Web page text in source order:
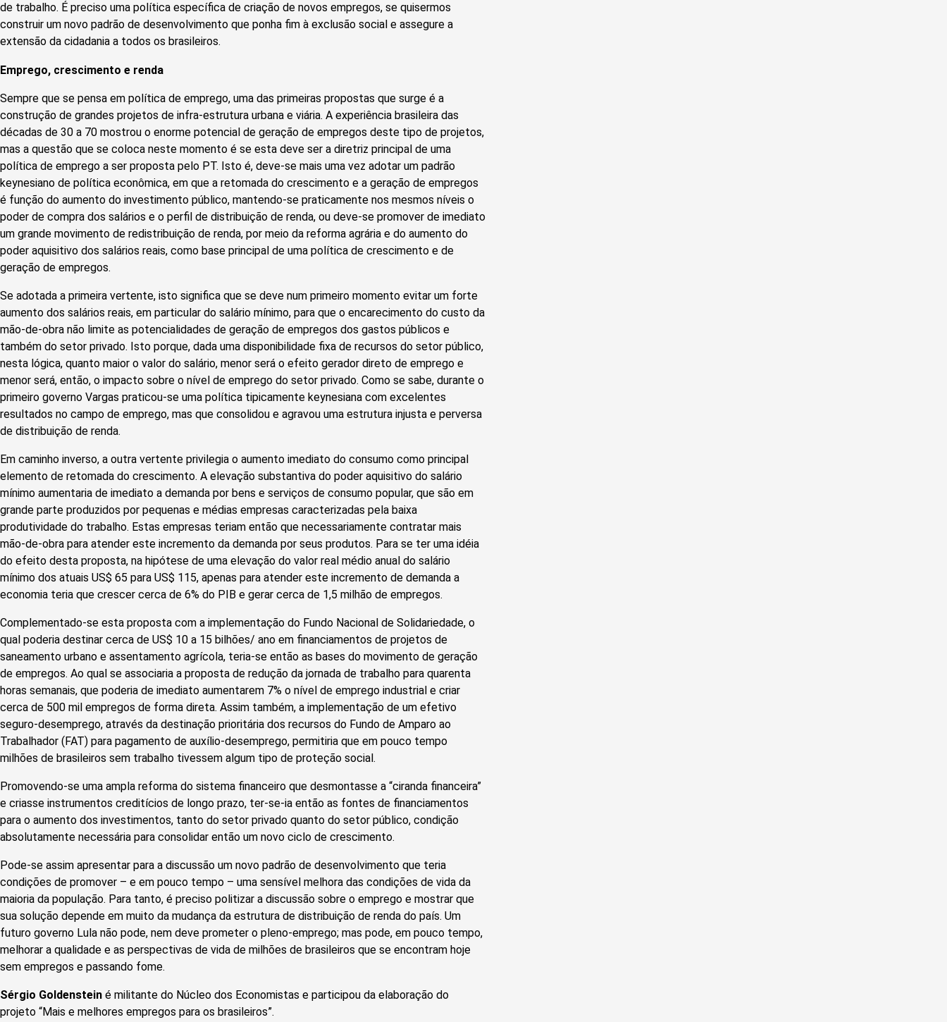
de trabalho. É preciso uma política específica de criação de novos empregos, se quisermos
construir um novo padrão de desenvolvimento que ponha fim à exclusão social e assegure a
extensão da cidadania a todos os brasileiros.
Emprego, crescimento e renda
Sempre que se pensa em política de emprego, uma das primeiras propostas que surge é a
construção de grandes projetos de infra-estrutura urbana e viária. A experiência brasileira das
décadas de 30 a 70 mostrou o enorme potencial de geração de empregos deste tipo de projetos,
mas a questão que se coloca neste momento é se esta deve ser a diretriz principal de uma
política de emprego a ser proposta pelo PT. Isto é, deve-se mais uma vez adotar um padrão
keynesiano de política econômica, em que a retomada do crescimento e a geração de empregos
é função do aumento do investimento público, mantendo-se praticamente nos mesmos níveis o
poder de compra dos salários e o perfil de distribuição de renda, ou deve-se promover de imediato
um grande movimento de redistribuição de renda, por meio da reforma agrária e do aumento do
poder aquisitivo dos salários reais, como base principal de uma política de crescimento e de
geração de empregos.
Se adotada a primeira vertente, isto significa que se deve num primeiro momento evitar um forte
aumento dos salários reais, em particular do salário mínimo, para que o encarecimento do custo da
mão-de-obra não limite as potencialidades de geração de empregos dos gastos públicos e
também do setor privado. Isto porque, dada uma disponibilidade fixa de recursos do setor público,
nesta lógica, quanto maior o valor do salário, menor será o efeito gerador direto de emprego e
menor será, então, o impacto sobre o nível de emprego do setor privado. Como se sabe, durante o
primeiro governo Vargas praticou-se uma política tipicamente keynesiana com excelentes
resultados no campo de emprego, mas que consolidou e agravou uma estrutura injusta e perversa
de distribuição de renda.
Em caminho inverso, a outra vertente privilegia o aumento imediato do consumo como principal
elemento de retomada do crescimento. A elevação substantiva do poder aquisitivo do salário
mínimo aumentaria de imediato a demanda por bens e serviços de consumo popular, que são em
grande parte produzidos por pequenas e médias empresas caracterizadas pela baixa
produtividade do trabalho. Estas empresas teriam então que necessariamente contratar mais
mão-de-obra para atender este incremento da demanda por seus produtos. Para se ter uma idéia
do efeito desta proposta, na hipótese de uma elevação do valor real médio anual do salário
mínimo dos atuais US$ 65 para US$ 115, apenas para atender este incremento de demanda a
economia teria que crescer cerca de 6% do PIB e gerar cerca de 1,5 milhão de empregos.
Complementado-se esta proposta com a implementação do Fundo Nacional de Solidariedade, o
qual poderia destinar cerca de US$ 10 a 15 bilhões/ ano em financiamentos de projetos de
saneamento urbano e assentamento agrícola, teria-se então as bases do movimento de geração
de empregos. Ao qual se associaria a proposta de redução da jornada de trabalho para quarenta
horas semanais, que poderia de imediato aumentarem 7% o nível de emprego industrial e criar
cerca de 500 mil empregos de forma direta. Assim também, a implementação de um efetivo
seguro-desemprego, através da destinação prioritária dos recursos do Fundo de Amparo ao
Trabalhador (FAT) para pagamento de auxílio-desemprego, permitiria que em pouco tempo
milhões de brasileiros sem trabalho tivessem algum tipo de proteção social.
Promovendo-se uma ampla reforma do sistema financeiro que desmontasse a “ciranda financeira”
e criasse instrumentos creditícios de longo prazo, ter-se-ia então as fontes de financiamentos
para o aumento dos investimentos, tanto do setor privado quanto do setor público, condição
absolutamente necessária para consolidar então um novo ciclo de crescimento.
Pode-se assim apresentar para a discussão um novo padrão de desenvolvimento que teria
condições de promover – e em pouco tempo – uma sensível melhora das condições de vida da
maioria da população. Para tanto, é preciso politizar a discussão sobre o emprego e mostrar que
sua solução depende em muito da mudança da estrutura de distribuição de renda do país. Um
futuro governo Lula não pode, nem deve prometer o pleno-emprego; mas pode, em pouco tempo,
melhorar a qualidade e as perspectivas de vida de milhões de brasileiros que se encontram hoje
sem empregos e passando fome.
Sérgio Goldenstein é militante do Núcleo dos Economistas e participou da elaboração do
projeto “Mais e melhores empregos para os brasileiros”.